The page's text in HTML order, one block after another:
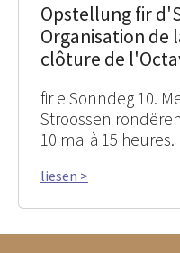
Opstellung fir
Organisation de
clôture de
fir e Sonndeg 10.
Stroossen
10 mai à 15 heures.
liesen >